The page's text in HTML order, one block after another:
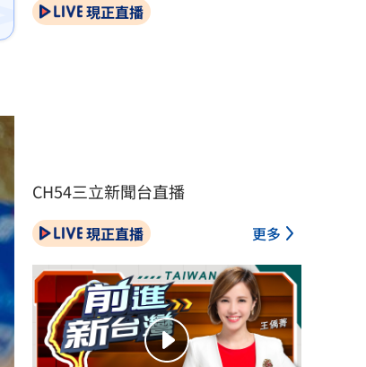
現正直播
CH54三立新聞台直播
現正直播 更多